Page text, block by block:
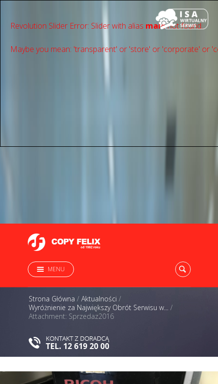
Revolution Slider Error: Slider with alias mainnot found.
Maybe you mean: 'transparent' or 'store' or 'сorporate' or
MENU
Strona Główna / Aktualności /
Wyróżnienie za Największy Obrót Serwisu w... /
Attachment: Sprzedaz2016